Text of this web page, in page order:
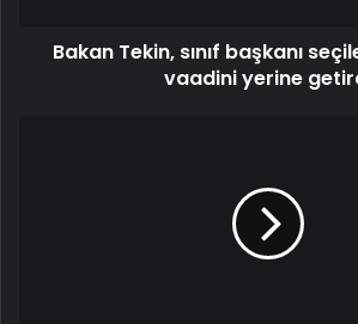
Bakan Tekin, sınıf başkanı
vaadini yerine